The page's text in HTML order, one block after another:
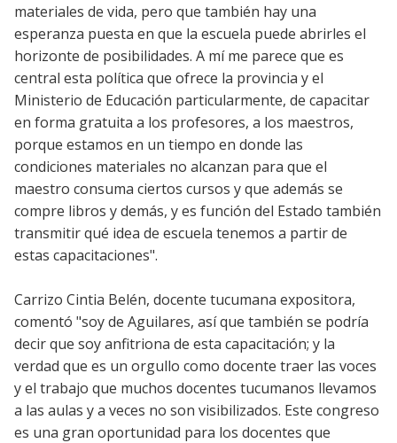
materiales de vida, pero que también hay una
esperanza puesta en que la escuela puede abrirles el
horizonte de posibilidades. A mí me parece que es
central esta política que ofrece la provincia y el
Ministerio de Educación particularmente, de capacitar
en forma gratuita a los profesores, a los maestros,
porque estamos en un tiempo en donde las
condiciones materiales no alcanzan para que el
maestro consuma ciertos cursos y que además se
compre libros y demás, y es función del Estado también
transmitir qué idea de escuela tenemos a partir de
estas capacitaciones".
Carrizo Cintia Belén, docente tucumana expositora,
comentó "soy de Aguilares, así que también se podría
decir que soy anfitriona de esta capacitación; y la
verdad que es un orgullo como docente traer las voces
y el trabajo que muchos docentes tucumanos llevamos
a las aulas y a veces no son visibilizados. Este congreso
es una gran oportunidad para los docentes que